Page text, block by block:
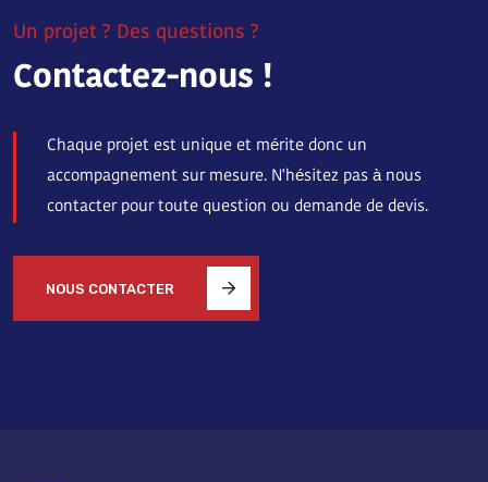
Un projet ? Des questions ?
Contactez-nous !
Chaque projet est unique et mérite donc un
accompagnement sur mesure. N'hésitez pas à nous
contacter pour toute question ou demande de devis.
NOUS CONTACTER